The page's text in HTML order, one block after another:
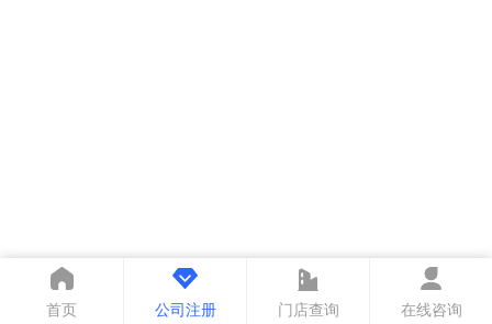
首页 公司注册 门店查询 在线咨询